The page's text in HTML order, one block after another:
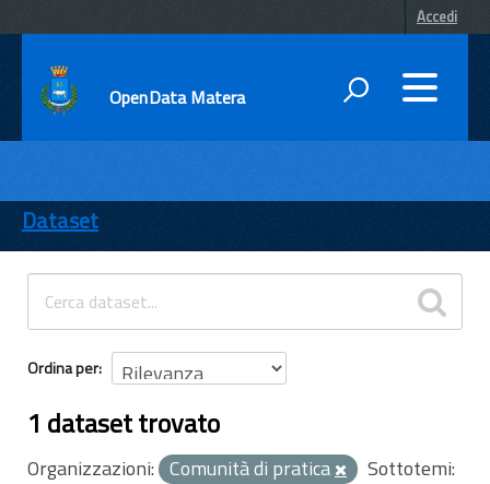
Accedi
OpenData Matera
ENTI
TEMI
INFORMAZIONI
Dataset
Ordina per
1 dataset trovato
Organizzazioni: Comunità di pratica
Sottotemi: